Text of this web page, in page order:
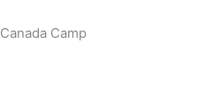
Canada Camp